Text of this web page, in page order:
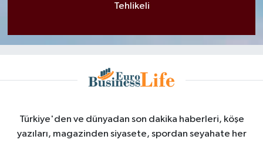
Tehlikeli
Türkiye'den ve dünyadan son dakika haberleri, köşe
yazıları, magazinden siyasete, spordan seyahate her